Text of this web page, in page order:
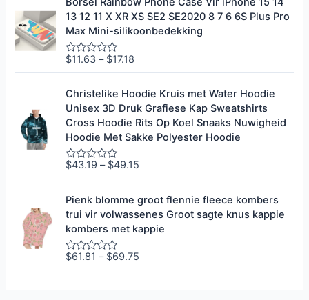
a
d
e
e
r
0
u
i
5
13 12 11 X XR XS SE2 SE2020 8 7 6 6S Plus Pro
Max Mini-silikoonbedekking
G
e
r
a
d
e
e
r
0
u
i
t
$11.63 – $17.18
Christelike Hoodie Kruis met Water Hoodie
Unisex 3D Druk Grafiese Kap Sweatshirts
Cross Hoodie Rits Op Koel Snaaks Nuwigheid
Hoodie Met Sakke Polyester Hoodie
G
e
r
a
d
e
e
r
0
u
$43.19 – $49.15
Pienk blomme groot flennie fleece kombers
trui vir volwassenes Groot sagte knus kappie
kombers met kappie
G
$61.81 – $69.75